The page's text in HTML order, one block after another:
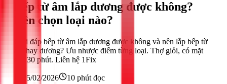
Bếp từ âm lắp dương được không?
Nên chọn loại nào?
Giải đáp bếp từ âm lắp dương được không và nên lắp bếp từ
âm hay dương? Ưu nhược điểm từng loại. Thợ giỏi, có mặt
sau 30 phút. Liên hệ 1Fix
25/02/2026 10 phút đọc